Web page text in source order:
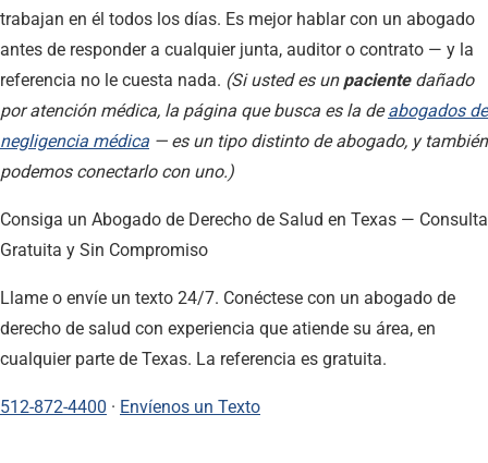
trabajan en él todos los días. Es mejor hablar con un abogado
antes de responder a cualquier junta, auditor o contrato — y la
referencia no le cuesta nada. (Si usted es un pacientedañado
por atención médica, la página que busca es la deabogados de
negligencia médica — es un tipo distinto de abogado, y también
podemos conectarlo con uno.)
Consiga un Abogado de Derecho de Salud en Texas — Consulta
Gratuita y Sin Compromiso
Llame o envíe un texto 24/7. Conéctese con un abogado de
derecho de salud con experiencia que atiende su área, en
cualquier parte de Texas. La referencia es gratuita.
512-872-4400 · Envíenos un Texto